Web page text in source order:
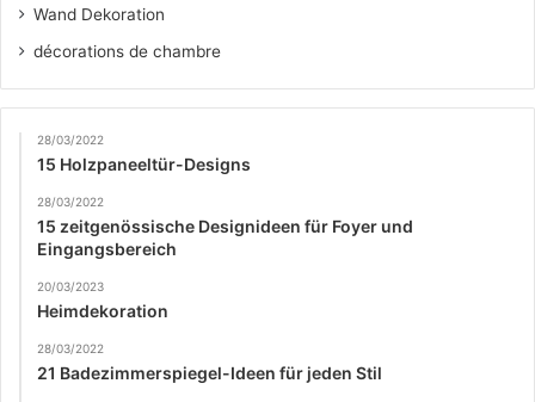
Wand Dekoration
décorations de chambre
28/03/2022
15 Holzpaneeltür-Designs
28/03/2022
15 zeitgenössische Designideen für Foyer und
Eingangsbereich
20/03/2023
Heimdekoration
28/03/2022
21 Badezimmerspiegel-Ideen für jeden Stil